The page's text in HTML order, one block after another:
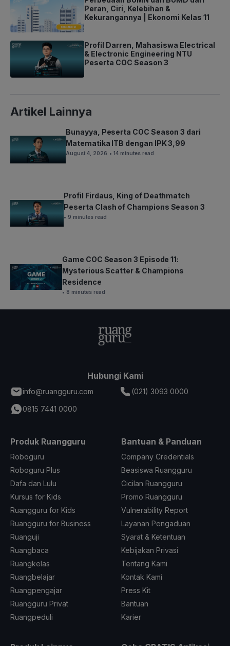
Peran, Ciri, Kelebihan &
Kekurangannya | Ekonomi Kelas 11
Profil Darren, Mahasiswa Electrical
& Electronic Engineering NTU
Peserta COC Season 3
Artikel Lainnya
Bunayya, Peserta COC Season 3 dari
Matematika ITB dengan IPK 3,99
August 4, 2026 • 14 minutes read
Profil Firdaus, King of Deathmatch
Peserta Clash of Champions Season 3
• 9 minutes read
Game COC Season 3 Episode 11:
Mysterious Scatter & Champions
Residence
• 8 minutes read
Hubungi Kami
info@ruangguru.com
(021) 3093 0000
0815 7441 0000
Produk Ruangguru
Roboguru
Roboguru Plus
Dafa dan Lulu
Kursus for Kids
Ruangguru for Kids
Ruangguru for Business
Ruanguji
Ruangbaca
Ruangkelas
Ruangbelajar
Ruangpengajar
Ruangguru Privat
Ruangpeduli
Bantuan & Panduan
Company Credentials
Beasiswa Ruangguru
Cicilan Ruangguru
Promo Ruangguru
Vulnerability Report
Layanan Pengaduan
Syarat & Ketentuan
Kebijakan Privasi
Tentang Kami
Kontak Kami
Press Kit
Bantuan
Karier